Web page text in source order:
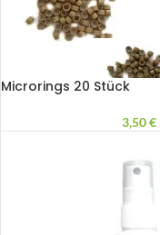
Microrings 20 Stück
3,50€